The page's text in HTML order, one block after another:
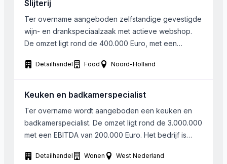
Slijterij
Ter overname aangeboden zelfstandige gevestigde
wijn- en drankspeciaalzaak met actieve webshop.
De omzet ligt rond de 400.000 Euro, met een
Randstad, in een levendig buurtwinkelcentrum. De
winkelruimte wordt gehuurd op basis van een 5+5-
contract; de huur bedraagt €2.300 per maand (ex
Detailhandel Food Noord-Holland
Keuken en badkamerspecialist
Ter overname wordt aangeboden een keuken en
badkamerspecialist. De omzet ligt rond de 3.000.000
met een EBITDA van 200.000 Euro. Het bedrijf is
hogere segment. De verkoop vindt plaats vanuit een
Detailhandel Wonen West Nederland